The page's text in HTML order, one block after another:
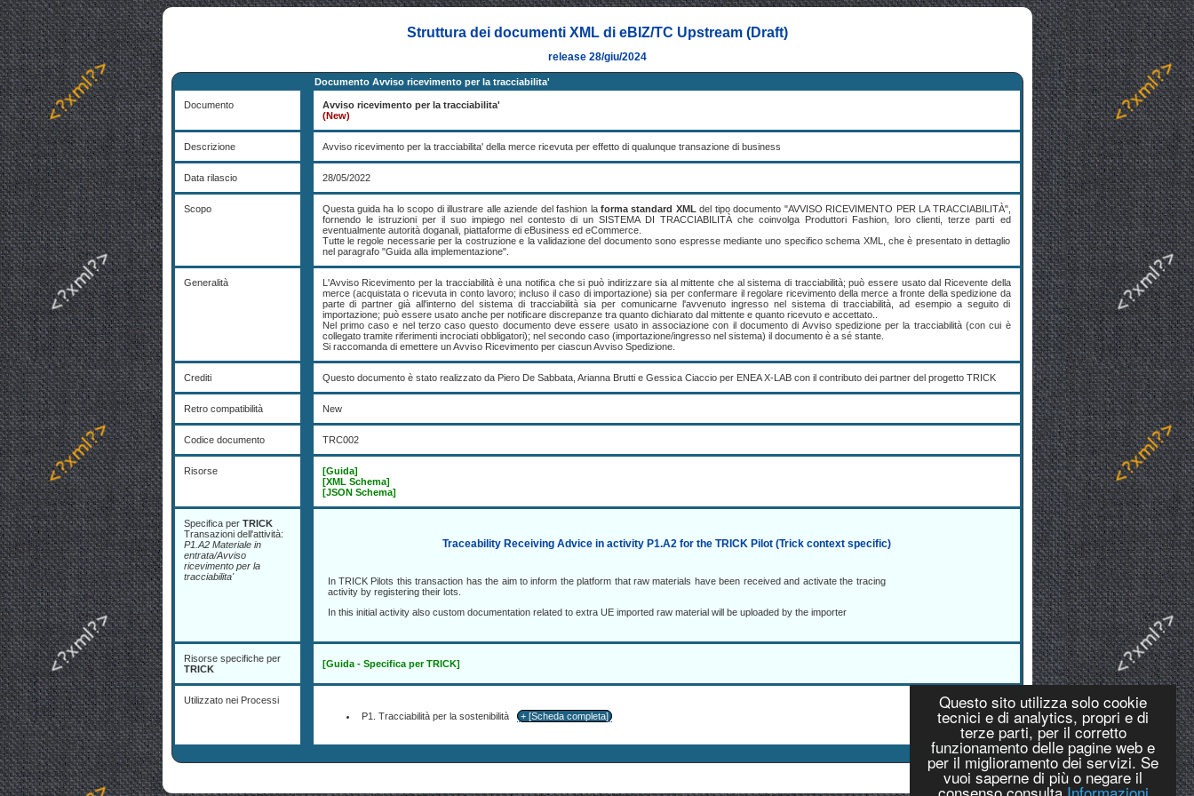
Questo sito utilizza solo cookie
tecnici e di analytics, propri e di
terze parti, per il corretto
funzionamento delle pagine web e
per il miglioramento dei servizi. Se
vuoi saperne di più o negare il
Struttura dei documenti XML di eBIZ/TC Upstream (Draft)
release 28/giu/2024
Documento Avviso ricevimento per la tracciabilita'
Documento
Avviso ricevimento per la tracciabilita'
(New)
Descrizione Avviso ricevimento per la tracciabilita' della merce ricevuta per effetto di qualunque transazione di business
Data rilascio 28/05/2022
Scopo Questa guida ha lo scopo di illustrare alle aziende del fashion la forma standard XML del tipo documento "AVVISO RICEVIMENTO PER LA TRACCIABILITÀ",
fornendo le istruzioni per il suo impiego nel contesto di un SISTEMA DI TRACCIABILITÀ che coinvolga Produttori Fashion, loro clienti, terze parti ed
eventualmente autorità doganali, piattaforme di eBusiness ed eCommerce.
Tutte le regole necessarie per la costruzione e la validazione del documento sono espresse mediante uno specifico schema XML, che è presentato in dettaglio
nel paragrafo "Guida alla implementazione".
Generalità
L'Avviso Ricevimento per la tracciabilità è una notifica che si può indirizzare sia al mittente che al sistema di tracciabilità; può essere usato dal Ricevente della
merce (acquistata o ricevuta in conto lavoro; incluso il caso di importazione) sia per confermare il regolare ricevimento della merce a fronte della spedizione da
parte di partner già all'interno del sistema di tracciabilità sia per comunicarne l'avvenuto ingresso nel sistema di tracciabilità, ad esempio a seguito di
importazione; può essere usato anche per notificare discrepanze tra quanto dichiarato dal mittente e quanto ricevuto e accettato..
Nel primo caso e nel terzo caso questo documento deve essere usato in associazione con il documento di Avviso spedizione per la tracciabilità (con cui è
collegato tramite riferimenti incrociati obbligatori); nel secondo caso (importazione/ingresso nel sistema) il documento è a sé stante.
Si raccomanda di emettere un Avviso Ricevimento per ciascun Avviso Spedizione.
Crediti Questo documento è stato realizzato da Piero De Sabbata, Arianna Brutti e Gessica Ciaccio per ENEA X-LAB con il contributo dei partner del progetto TRICK
Retro compatibilità New
Codice documento TRC002
Risorse
[Guida]
[XML Schema]
[JSON Schema]
Specifica per TRICK
Transazioni dell'attività:
P1.A2 Materiale in
entrata/Avviso
ricevimento per la
tracciabilita'
Traceability Receiving Advice in activity P1.A2 for the TRICK Pilot (Trick context specific)
In TRICK Pilots this transaction has the aim to inform the platform that raw materials have been received and activate the tracing
activity by registering their lots.
In this initial activity also custom documentation related to extra UE imported raw material will be uploaded by the importer
Risorse specifiche per
TRICK
[Guida - Specifica per TRICK]
Utilizzato nei Processi
P1. Tracciabilità per la sostenibilità + [Scheda completa]